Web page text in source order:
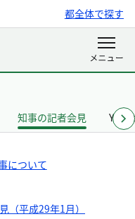
都全体で探す
知事の記者会見
について
（平成29年1月）